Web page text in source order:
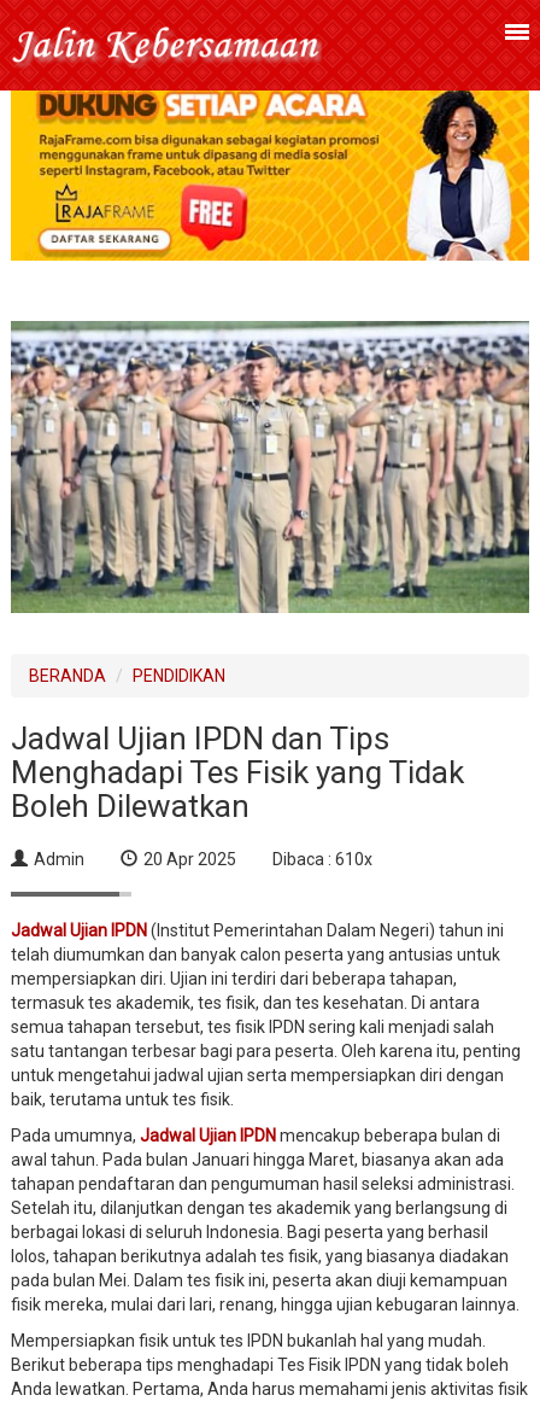
BERANDA PENDIDIKAN
Jadwal Ujian IPDN dan Tips
Menghadapi Tes Fisik yang Tidak
Boleh Dilewatkan
Admin 20 Apr 2025 Dibaca : 610x
Jadwal Ujian IPDN(Institut Pemerintahan Dalam Negeri) tahun ini
telah diumumkan dan banyak calon peserta yang antusias untuk
mempersiapkan diri. Ujian ini terdiri dari beberapa tahapan,
termasuk tes akademik, tes fisik, dan tes kesehatan. Di antara
semua tahapan tersebut, tes fisik IPDN sering kali menjadi salah
satu tantangan terbesar bagi para peserta. Oleh karena itu, penting
untuk mengetahui jadwal ujian serta mempersiapkan diri dengan
baik, terutama untuk tes fisik.
Pada umumnya, Jadwal Ujian IPDNmencakup beberapa bulan di
awal tahun. Pada bulan Januari hingga Maret, biasanya akan ada
tahapan pendaftaran dan pengumuman hasil seleksi administrasi.
Setelah itu, dilanjutkan dengan tes akademik yang berlangsung di
berbagai lokasi di seluruh Indonesia. Bagi peserta yang berhasil
lolos, tahapan berikutnya adalah tes fisik, yang biasanya diadakan
pada bulan Mei. Dalam tes fisik ini, peserta akan diuji kemampuan
fisik mereka, mulai dari lari, renang, hingga ujian kebugaran lainnya.
Mempersiapkan fisik untuk tes IPDN bukanlah hal yang mudah.
Berikut beberapa tips menghadapi Tes Fisik IPDN yang tidak boleh
Anda lewatkan. Pertama, Anda harus memahami jenis aktivitas fisik